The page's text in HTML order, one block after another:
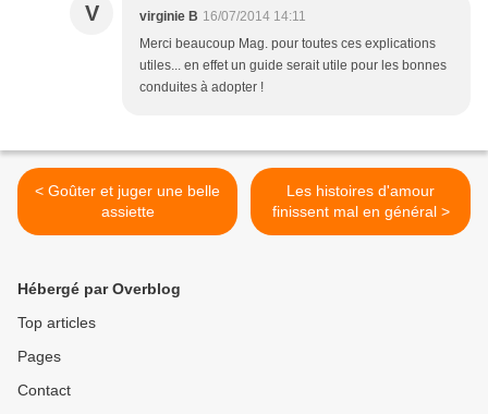
V virginie B 16/07/2014 14:11
Merci beaucoup Mag. pour toutes ces explications
utiles... en effet un guide serait utile pour les bonnes
conduites à adopter !
< Goûter et juger une belle
assiette
Les histoires d'amour
finissent mal en général >
Hébergé par Overblog
Top articles
Pages
Contact